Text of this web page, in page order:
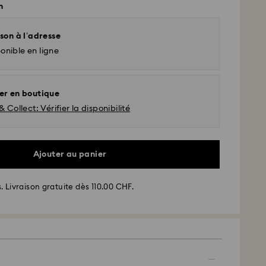
à l’adresse
en ligne
en boutique
Collect: Vérifier la disponibilité
Ajouter au panier
Livraison gratuite dès 110.00 CHF.
du lundi au vendredi avant 17:00 HEC